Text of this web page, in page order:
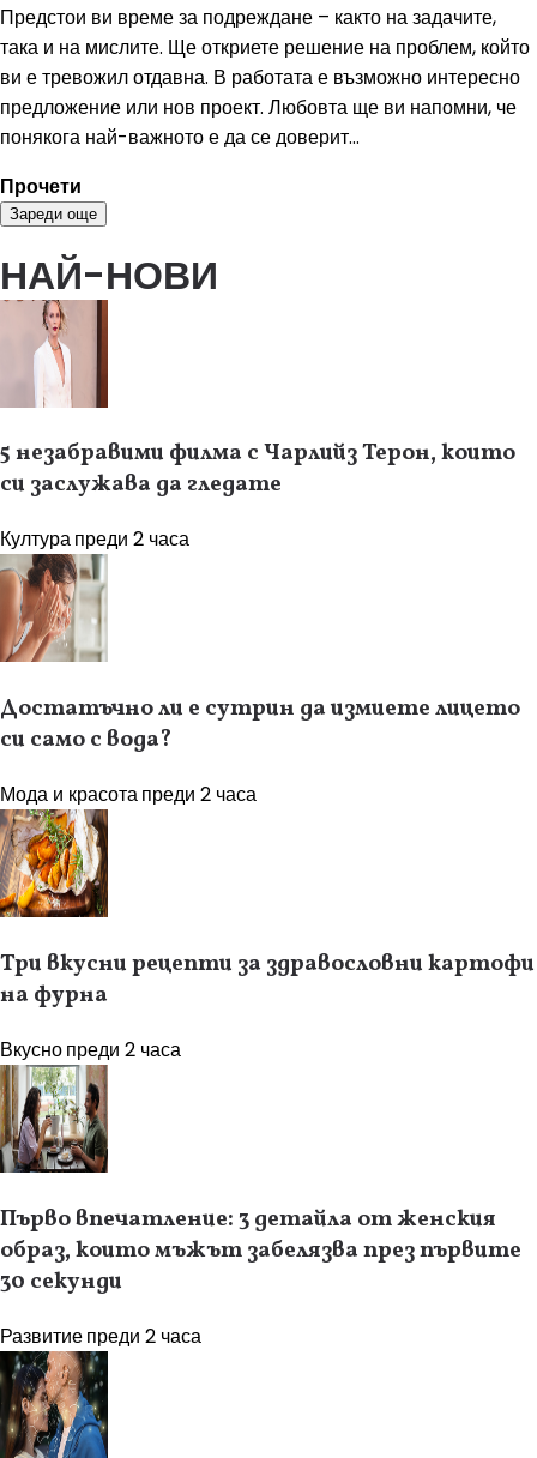
Предстои ви време за подреждане – както на задачите,
така и на мислите. Ще откриете решение на проблем, който
ви е тревожил отдавна. В работата е възможно интересно
предложение или нов проект. Любовта ще ви напомни, че
понякога най-важното е да се доверит...
Прочети
Зареди още
НАЙ-НОВИ
5 незабравими филма с Чарлийз Терон, които
си заслужава да гледате
Културапреди 2 часа
Достатъчно ли е сутрин да измиете лицето
си само с вода?
Мода и красотапреди 2 часа
Три вкусни рецепти за здравословни картофи
на фурна
Вкуснопреди 2 часа
Първо впечатление: 3 детайла от женския
образ, които мъжът забелязва през първите
30 секунди
Развитиепреди 2 часа